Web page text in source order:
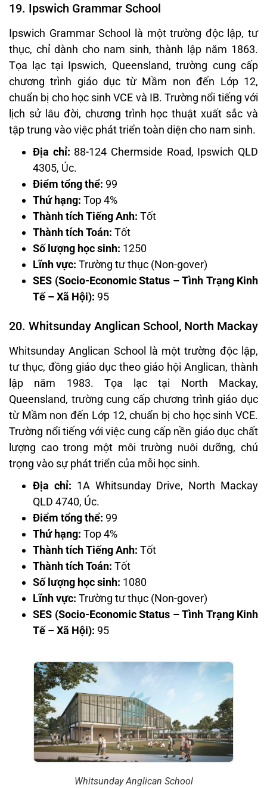
19. Ipswich Grammar School
Ipswich Grammar School là một trường độc lập, tư
thục, chỉ dành cho nam sinh, thành lập năm 1863.
Tọa lạc tại Ipswich, Queensland, trường cung cấp
chương trình giáo dục từ Mầm non đến Lớp 12,
chuẩn bị cho học sinh VCE và IB. Trường nổi tiếng với
lịch sử lâu đời, chương trình học thuật xuất sắc và
tập trung vào việc phát triển toàn diện cho nam sinh.
Địa chỉ: 88-124 Chermside Road, Ipswich QLD
4305, Úc.
Điểm tổng thể: 99
Thứ hạng: Top 4%
Thành tích Tiếng Anh: Tốt
Thành tích Toán: Tốt
Số lượng học sinh: 1250
Lĩnh vực: Trường tư thục (Non-gover)
SES (Socio-Economic Status – Tình Trạng Kinh
Tế – Xã Hội): 95
20. Whitsunday Anglican School, North Mackay
Whitsunday Anglican School là một trường độc lập,
tư thục, đồng giáo dục theo giáo hội Anglican, thành
lập năm 1983. Tọa lạc tại North Mackay,
Queensland, trường cung cấp chương trình giáo dục
từ Mầm non đến Lớp 12, chuẩn bị cho học sinh VCE.
Trường nổi tiếng với việc cung cấp nền giáo dục chất
lượng cao trong một môi trường nuôi dưỡng, chú
trọng vào sự phát triển của mỗi học sinh.
Địa chỉ: 1A Whitsunday Drive, North Mackay
QLD 4740, Úc.
Điểm tổng thể: 99
Thứ hạng: Top 4%
Thành tích Tiếng Anh: Tốt
Thành tích Toán: Tốt
Số lượng học sinh: 1080
Lĩnh vực: Trường tư thục (Non-gover)
SES (Socio-Economic Status – Tình Trạng Kinh
Tế – Xã Hội): 95
Whitsunday Anglican School